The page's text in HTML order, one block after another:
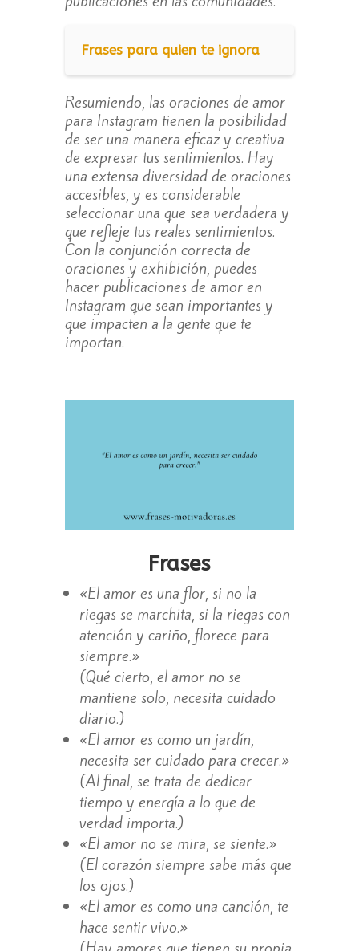
Frases para quien te ignora
Resumiendo, las oraciones de amor
para Instagram tienen la posibilidad
de ser una manera eficaz y creativa
de expresar tus sentimientos. Hay
una extensa diversidad de oraciones
accesibles, y es considerable
seleccionar una que sea verdadera y
que refleje tus reales sentimientos.
Con la conjunción correcta de
oraciones y exhibición, puedes
hacer publicaciones de amor en
Instagram que sean importantes y
que impacten a la gente que te
importan.
Frases
«El amor es una flor, si no la
riegas se marchita, si la riegas con
atención y cariño, florece para
siempre.»
(Qué cierto, el amor no se
mantiene solo, necesita cuidado
diario.)
«El amor es como un jardín,
necesita ser cuidado para crecer.»
(Al final, se trata de dedicar
tiempo y energía a lo que de
verdad importa.)
«El amor no se mira, se siente.»
(El corazón siempre sabe más que
los ojos.)
«El amor es como una canción, te
hace sentir vivo.»